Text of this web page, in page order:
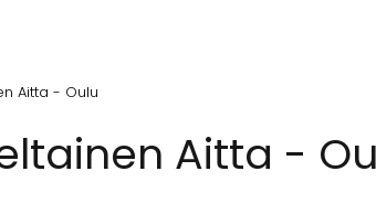
Aitta - Oulu
Aitta -